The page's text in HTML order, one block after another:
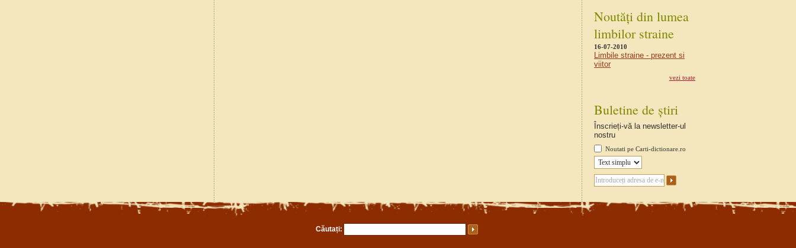
Noutăți din lumea
limbilor straine
16-07-2010
Limbile straine - prezent si
viitor
vezi toate
Buletine de știri
Înscrieți-vă la newsletter-ul
nostru
Noutati pe Carti-dictionare.ro
Căutați: